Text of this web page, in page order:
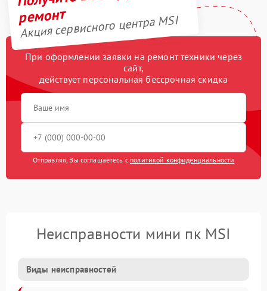
ремонт
Акция сервисного центра MSI
При оформлении заявки на ремонт техники через
сайт,
действует персональная бессрочная скидка
Отправляя, Вы соглашаетесь с политикой конфиденциальности
Неисправности мини пк MSI
Виды неисправностей